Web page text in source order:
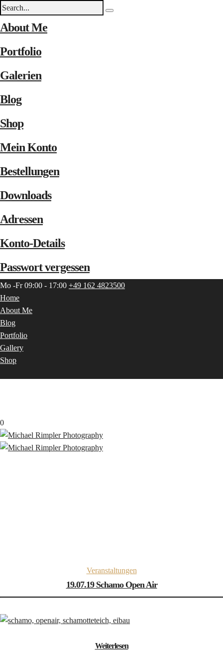
About Me
Portfolio
Galerien
Blog
Shop
Mein Konto
Bestellungen
Downloads
Adressen
Konto-Details
Passwort vergessen
Mo -Fr 09:00 - 17:00 +49 162 4823500
Home
About Me
Blog
Portfolio
Gallery
Shop
0
Veranstaltungen
19.07.19 Schamo Open Air
Weiterlesen